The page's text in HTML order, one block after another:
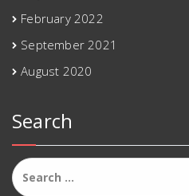
February 2022
September 2021
August 2020
Search
Search
for: